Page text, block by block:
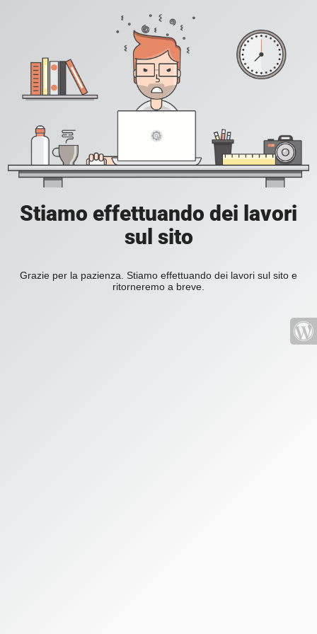
Stiamo effettuando dei lavori
sul sito
Grazie per la pazienza. Stiamo effettuando dei lavori sul sito e
ritorneremo a breve.